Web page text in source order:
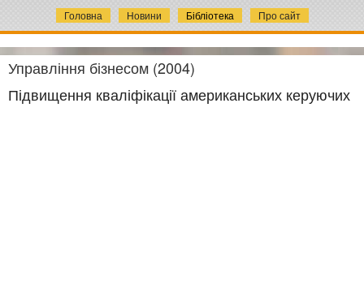
Головна Новини Бібліотека Про сайт
Управління бізнесом (2004)
Підвищення кваліфікації американських керуючих